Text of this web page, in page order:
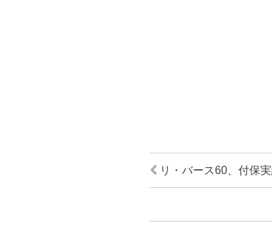
リ・バース60、付保